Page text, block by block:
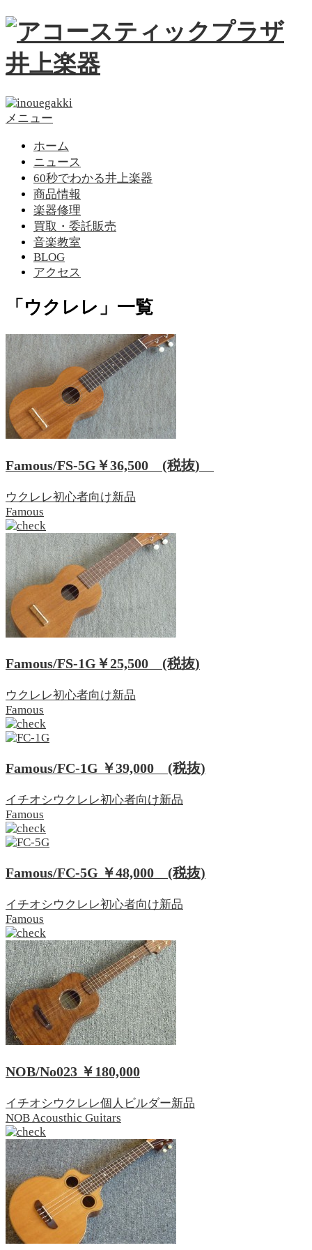
メニュー
ホーム
ニュース
60秒でわかる井上楽器
商品情報
楽器修理
買取・委託販売
音楽教室
BLOG
アクセス
「ウクレレ」一覧
Famous/FS-5G ￥36,500 (税抜)
ウクレレ初心者向け新品
Famous
Famous/FS-1G ￥25,500 (税抜)
ウクレレ初心者向け新品
Famous
Famous/FC-1G ￥39,000 (税抜)
イチオシウクレレ初心者向け新品
Famous
Famous/FC-5G ￥48,000 (税抜)
イチオシウクレレ初心者向け新品
Famous
NOB/No023 ￥180,000
イチオシウクレレ個人ビルダー新品
NOB Acousthic Guitars